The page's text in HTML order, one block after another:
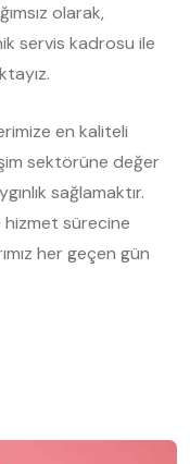
olarak,
servis kadrosu ile
en kaliteli
sektörüne değer
sağlamaktır.
sürecine
her geçen gün